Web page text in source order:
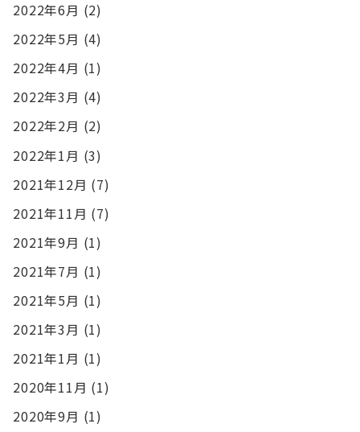
2022年6月 (2)
2022年5月 (4)
2022年4月 (1)
2022年3月 (4)
2022年2月 (2)
2022年1月 (3)
2021年12月 (7)
2021年11月 (7)
2021年9月 (1)
2021年7月 (1)
2021年5月 (1)
2021年3月 (1)
2021年1月 (1)
2020年11月 (1)
2020年9月 (1)